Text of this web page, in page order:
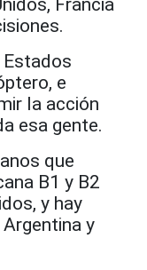
Francia
Estados
e
la acción
esa gente.
que
B1 y B2
y hay
y